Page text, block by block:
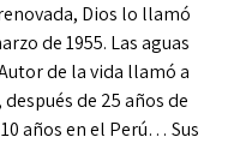
Dios lo llamó
de 1955. Las aguas
de la vida llamó a
de 25 años de
años en el Perú… Sus